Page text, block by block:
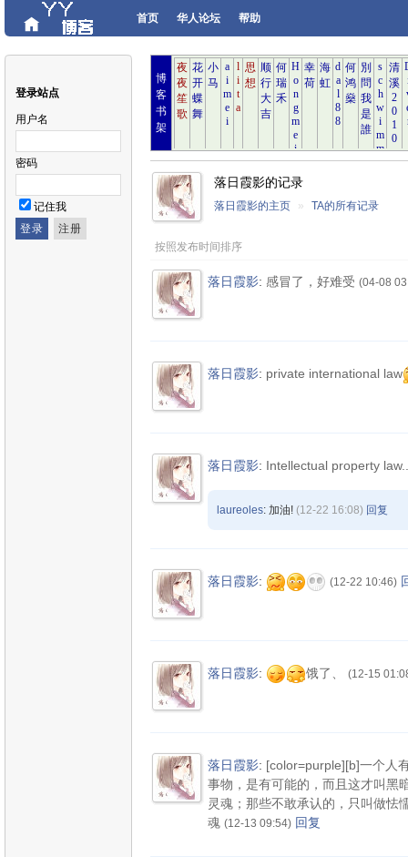
首页 华人论坛 帮助
登录站点
用户名
密码
记住我
博
客
书
架
落日霞影的记录
落日霞影的主页 » TA的所有记录
按照发布时间排序
落日霞影: 感冒了，好难受 (04-08
落日霞影: private international law
落日霞影: Intellectual property
laureoles: 加油! (12-22 16:08) 回复
落日霞影: (12-22 10:46)
落日霞影: 饿了、 (12-15
落日霞影: [color=purple][b]一个人
事物，是有可能的，而且这才叫黑
灵魂；那些不敢承认的，只叫做怯
魂 (12-13 09:54) 回复